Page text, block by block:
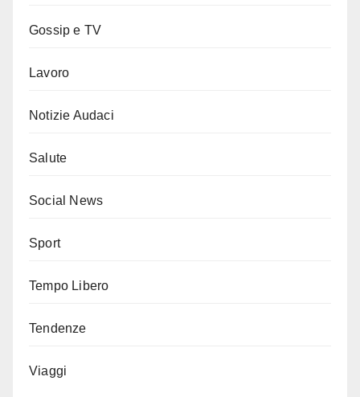
Gossip e TV
Lavoro
Notizie Audaci
Salute
Social News
Sport
Tempo Libero
Tendenze
Viaggi